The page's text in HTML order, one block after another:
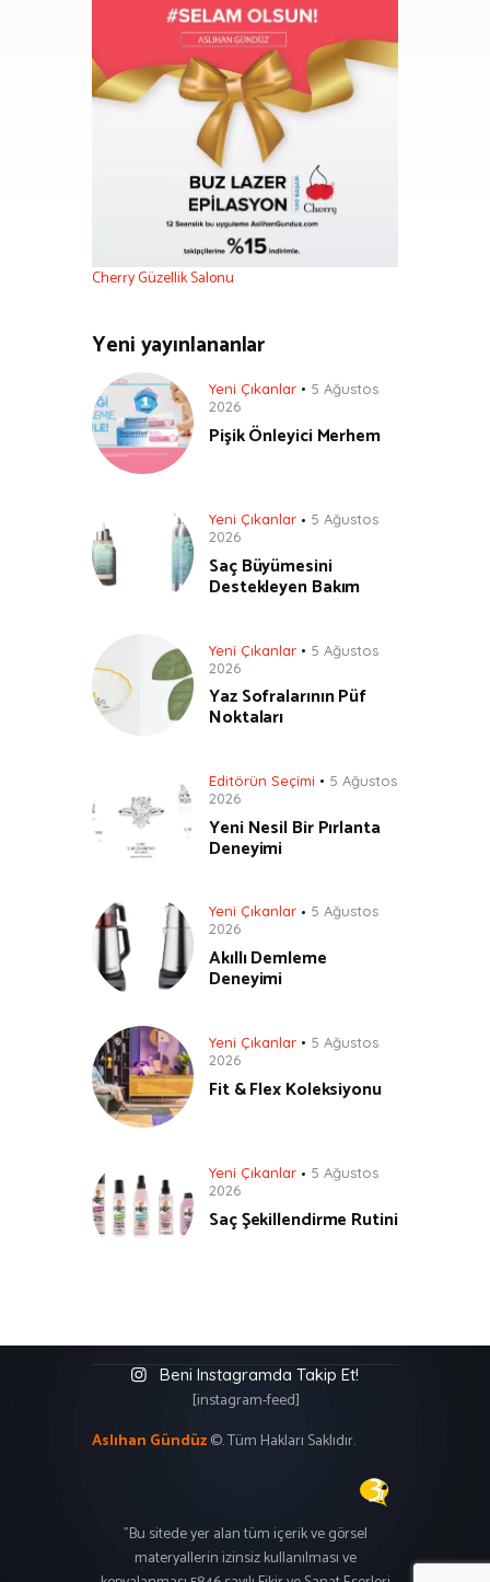
Cherry Güzellik Salonu
Yeni yayınlananlar
Yeni Çıkanlar
5 Ağustos
2026
Pişik Önleyici Merhem
Yeni Çıkanlar
5 Ağustos
2026
Saç Büyümesini
Destekleyen Bakım
Yeni Çıkanlar
5 Ağustos
2026
Yaz Sofralarının Püf
Noktaları
Editörün Seçimi
5 Ağustos
2026
Yeni Nesil Bir Pırlanta
Deneyimi
Yeni Çıkanlar
5 Ağustos
2026
Akıllı Demleme
Deneyimi
Yeni Çıkanlar
5 Ağustos
2026
Fit & Flex Koleksiyonu
Yeni Çıkanlar
5 Ağustos
2026
Saç Şekillendirme Rutini
Beni Instagramda Takip Et!
[instagram-feed]
Aslıhan Gündüz©. Tüm Hakları Saklıdır.
"Bu sitede yer alan tüm içerik ve görsel
materyallerin izinsiz kullanılması ve